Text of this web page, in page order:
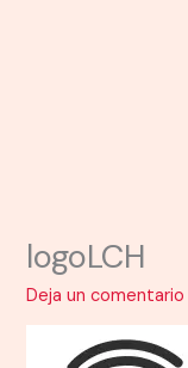
logoLCH
Deja un comentario